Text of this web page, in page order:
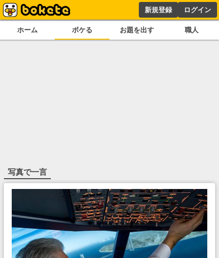
新規登録 ログイン
ホーム ボケる お題を出す 職人
写真で一言